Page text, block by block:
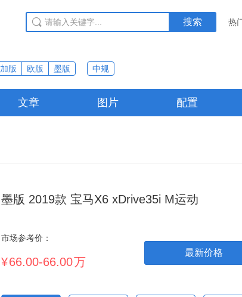
搜索 热
加版 欧版 墨版 中规
文章 图片 配置
墨版 2019款 宝马X6 xDrive35i M运动
市场参考价：
¥66.00-66.00万
最新价格